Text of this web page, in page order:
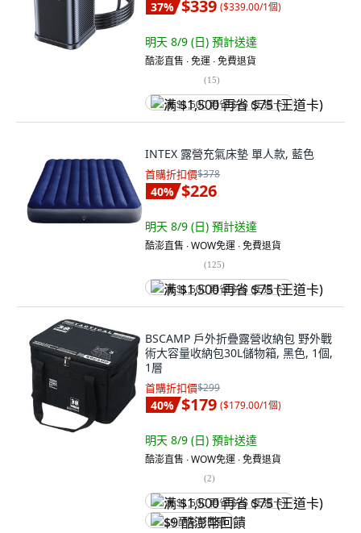
37% $339 ($339.00/1個)
明天 8/9 (日) 預計送達
酷澎直售 ∙ 免運 ∙ 免費退貨
(15)
满 $1,500 再省 $75 (王道卡)
INTEX 露營充氣床墊 單人款, 藍色
首購折扣價$378
40% $226
明天 8/9 (日) 預計送達
酷澎直售 ∙ WOW免運 ∙ 免費退貨
(125)
满 $1,500 再省 $75 (王道卡)
BSCAMP 戶外折疊露營收納包 野外戰
術大容量收納包30L儲物箱, 黑色, 1個,
1層
首購折扣價$299
40% $179 ($179.00/1個)
明天 8/9 (日) 預計送達
酷澎直售 ∙ WOW免運 ∙ 免費退貨
(2)
满 $1,500 再省 $75 (王道卡)
$9 酷澎幣回饋